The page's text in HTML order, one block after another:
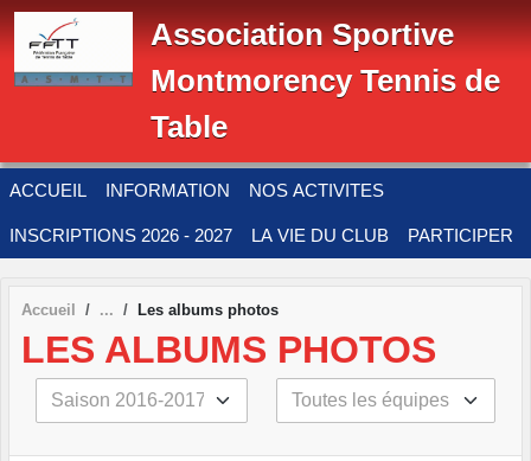
Association Sportive
Montmorency Tennis de
Table
ACCUEIL INFORMATION NOS ACTIVITES
INSCRIPTIONS 2026 - 2027 LA VIE DU CLUB PARTICIPER
Accueil Les albums photos
LES ALBUMS PHOTOS
Panneau de gestion des cookies